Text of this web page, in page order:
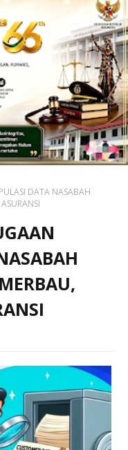
DATA NASABAH